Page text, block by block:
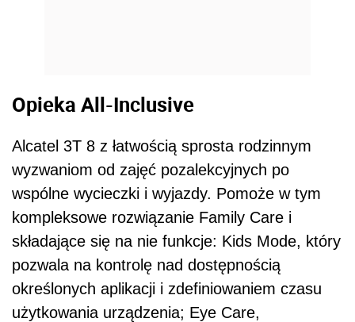
Opieka All-Inclusive
Alcatel 3T 8 z łatwością sprosta rodzinnym
wyzwaniom od zajęć pozalekcyjnych po
wspólne wycieczki i wyjazdy. Pomoże w tym
kompleksowe rozwiązanie Family Care i
składające się na nie funkcje: Kids Mode, który
pozwala na kontrolę nad dostępnością
określonych aplikacji i zdefiniowaniem czasu
użytkowania urządzenia; Eye Care,